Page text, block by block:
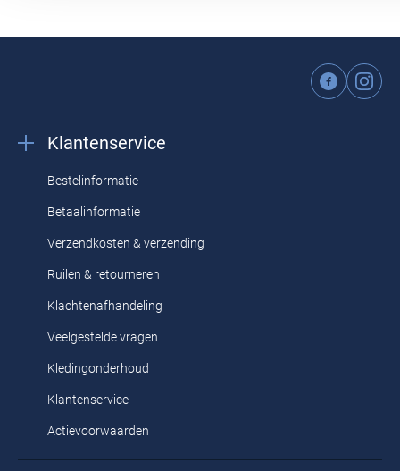
Klantenservice
Bestelinformatie
Betaalinformatie
Verzendkosten & verzending
Ruilen & retourneren
Klachtenafhandeling
Veelgestelde vragen
Kledingonderhoud
Klantenservice
Actievoorwaarden